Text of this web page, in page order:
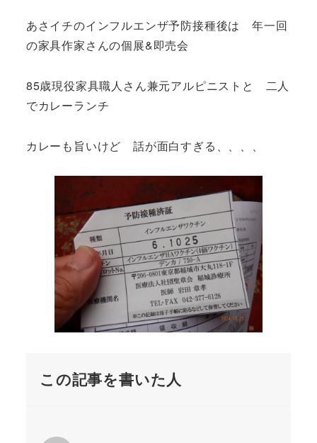
あさイチのインフルエンザ予防接種後は 年一回
の家具作家さんの個展&即売会
85歳現役家具職人さん兼元アルピニストと 二人
でカレーランチ
カレーも旨いけど 話が面白すぎる、、、、
この記事を書いた人